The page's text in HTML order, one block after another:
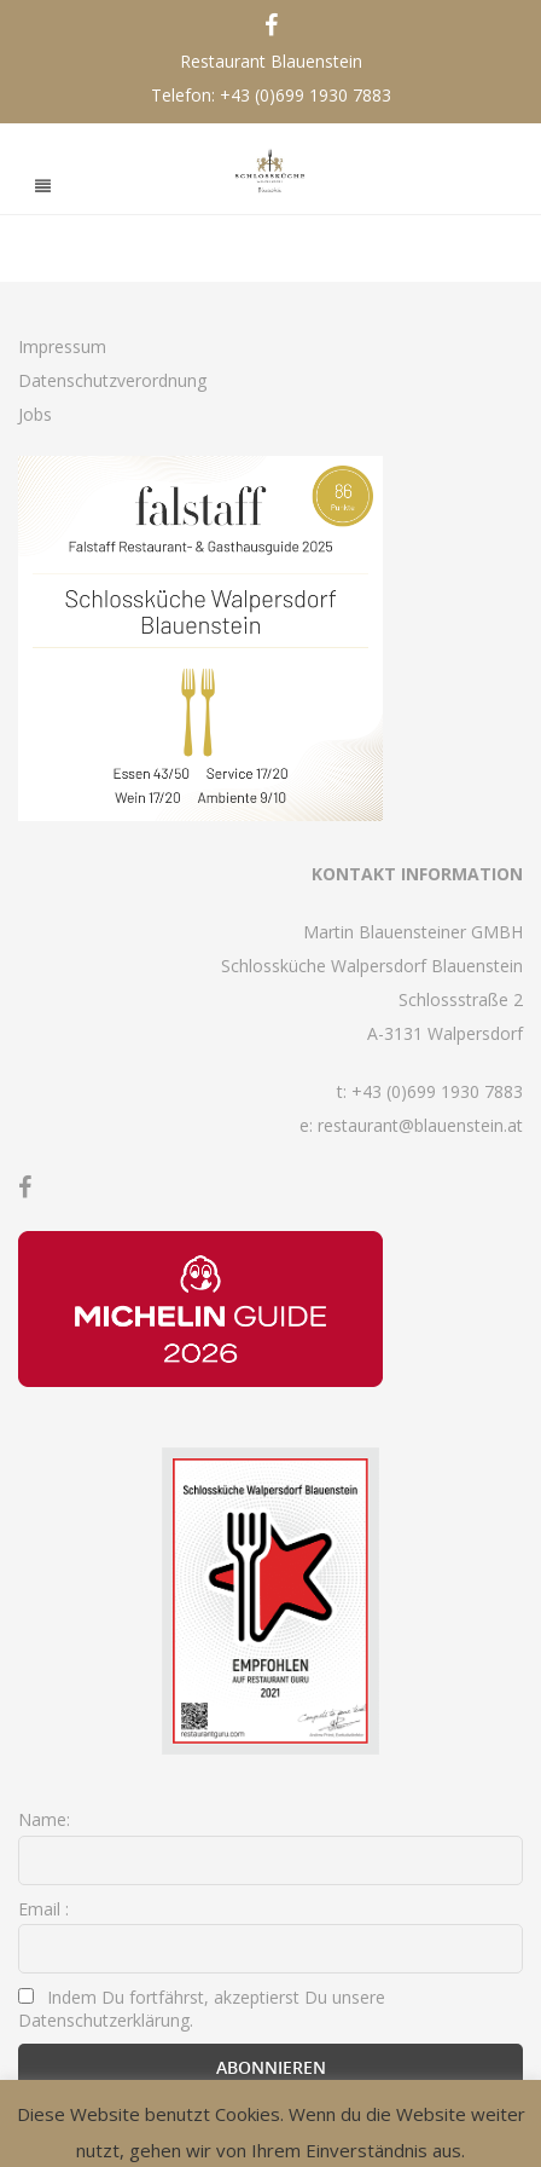
Restaurant Blauenstein
Telefon: +43 (0)699 1930 7883
Impressum
Datenschutzverordnung
Jobs
KONTAKT INFORMATION
Martin Blauensteiner GMBH
Schlossküche Walpersdorf Blauenstein
Schlossstraße 2
A-3131 Walpersdorf
t: +43 (0)699 1930 7883
e: restaurant@blauenstein.at
Name:
Email :
Indem Du fortfährst, akzeptierst Du unsere
Datenschutzerklärung.
Diese Website benutzt Cookies. Wenn du die Website weiter
nutzt, gehen wir von Ihrem Einverständnis aus.